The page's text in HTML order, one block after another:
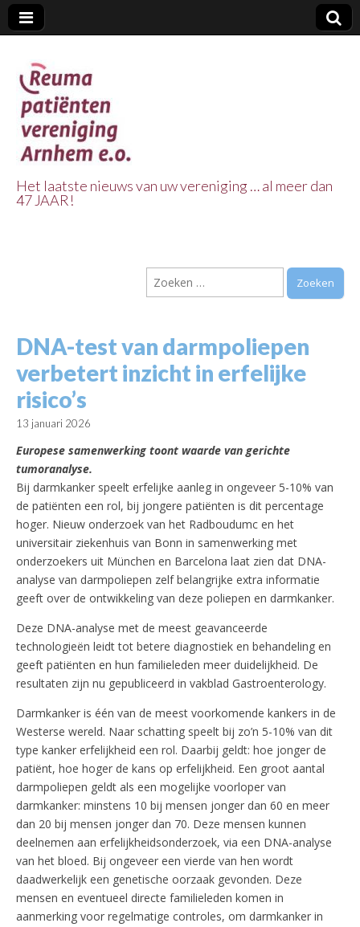
Vereniging
Arnhem e.o.
Het laatste nieuws van uw vereniging … al meer dan
47 JAAR!
Zoeken
naar:
DNA-test van darmpoliepen
verbetert inzicht in erfelijke
risico’s
13 januari 2026
Europese samenwerking toont waarde van gerichte
tumoranalyse.
Bij darmkanker speelt erfelijke aanleg in ongeveer 5-10% van
de patiënten een rol, bij jongere patiënten is dit percentage
hoger. Nieuw onderzoek van het Radboudumc en het
universitair ziekenhuis van Bonn in samenwerking met
onderzoekers uit München en Barcelona laat zien dat DNA-
analyse van darmpoliepen zelf belangrijke extra informatie
geeft over de ontwikkeling van deze poliepen en darmkanker.
Deze DNA-analyse met de meest geavanceerde
technologieën leidt tot betere diagnostiek en behandeling en
geeft patiënten en hun familieleden meer duidelijkheid. De
resultaten zijn nu gepubliceerd in vakblad Gastroenterology.
Darmkanker is één van de meest voorkomende kankers in de
Westerse wereld. Naar schatting speelt bij zo’n 5-10% van dit
type kanker erfelijkheid een rol. Daarbij geldt: hoe jonger de
patiënt, hoe hoger de kans op erfelijkheid. Een groot aantal
darmpoliepen geldt als een mogelijke voorloper van
darmkanker: minstens 10 bij mensen jonger dan 60 en meer
dan 20 bij mensen jonger dan 70. Deze mensen kunnen
deelnemen aan erfelijkheidsonderzoek, via een DNA-analyse
van het bloed. Bij ongeveer een vierde van hen wordt
daadwerkelijk een genetische oorzaak gevonden. Deze
mensen en eventueel directe familieleden komen in
aanmerking voor regelmatige controles, om darmkanker in